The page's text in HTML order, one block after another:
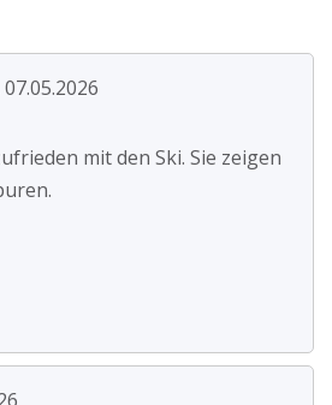
mit den Ski. Sie zeigen